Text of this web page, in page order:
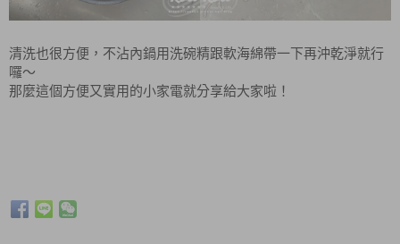
清洗也很方便，不沾內鍋用洗碗精跟軟海綿帶一下再沖乾淨就行
囉～
那麼這個方便又實用的小家電就分享給大家啦！